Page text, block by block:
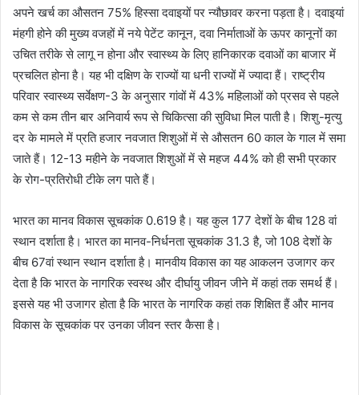
अपने खर्च का औसतन 75% हिस्सा दवाइयों पर न्यौछावर करना पड़ता है। दवाइयां
मंहगी होने की मुख्य वजहों में नये पेटेंट कानून, दवा निर्माताओं के ऊपर कानूनों का
उचित तरीके से लागू न होना और स्वास्थ्य के लिए हानिकारक दवाओं का बाजार में
प्रचलित होना है। यह भी दक्षिण के राज्यों या धनी राज्यों में ज्यादा हैं। राष्ट्रीय
परिवार स्वास्थ्य सर्वेक्षण-3 के अनुसार गांवों में 43% महिलाओं को प्रसव से पहले
कम से कम तीन बार अनिवार्य रूप से चिकित्सा की सुविधा मिल पाती है। शिशु-मृत्यु
दर के मामले में प्रति हजार नवजात शिशुओं में से औसतन 60 काल के गाल में समा
जाते हैं। 12-13 महीने के नवजात शिशुओं में से महज 44% को ही सभी प्रकार
के रोग-प्रतिरोधी टीके लग पाते हैं।
भारत का मानव विकास सूचकांक 0.619 है। यह कुल 177 देशों के बीच 128 वां
स्थान दर्शाता है। भारत का मानव-निर्धनता सूचकांक 31.3 है, जो 108 देशों के
बीच 67वां स्थान स्थान दर्शाता है। मानवीय विकास का यह आकलन उजागर कर
देता है कि भारत के नागरिक स्वस्थ और दीर्घायु जीवन जीने में कहां तक समर्थ हैं।
इससे यह भी उजागर होता है कि भारत के नागरिक कहां तक शिक्षित हैं और मानव
विकास के सूचकांक पर उनका जीवन स्तर कैसा है।